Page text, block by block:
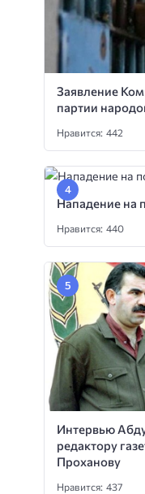
Заявление
партии
Нравится: 442
Нападение на
Нравится: 440
Интервью
редактору
Проханову
Нравится: 437